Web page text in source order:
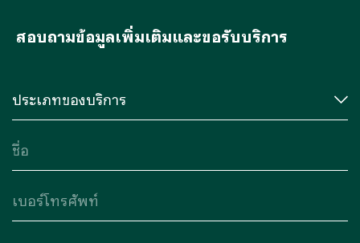
สอบถามข้อมูลเพิ่มเติมและขอรับบริการ